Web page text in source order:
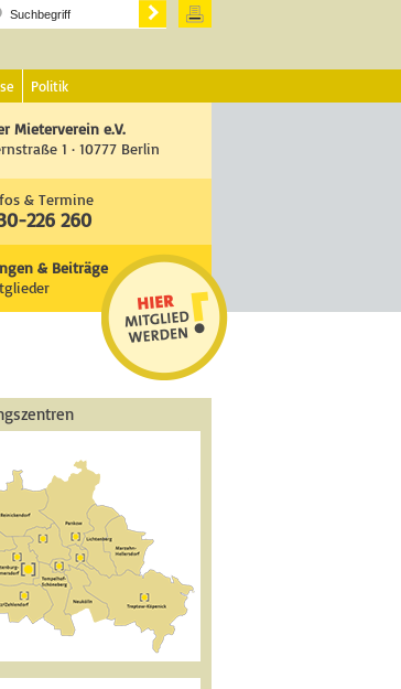
Politik
Mieterverein e.V.
1 · 10777 Berlin
& Termine
226 260
& Beiträge